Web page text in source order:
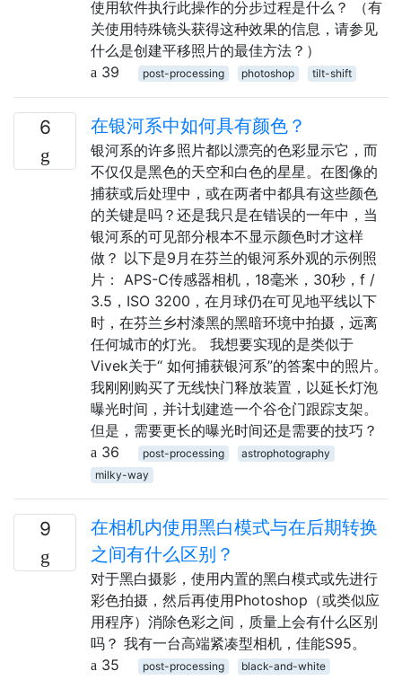
使用软件执行此操作的分步过程是什么？ （有
关使用特殊镜头获得这种效果的信息，请参见
什么是创建平移照片的最佳方法？）
39
post-processing photoshop tilt-shift
6 在银河系中如何具有颜色？
银河系的许多照片都以漂亮的色彩显示它，而
不仅仅是黑色的天空和白色的星星。在图像的
捕获或后处理中，或在两者中都具有这些颜色
的关键是吗？还是我只是在错误的一年中，当
银河系的可见部分根本不显示颜色时才这样
做？ 以下是9月在芬兰的银河系外观的示例照
片： APS-C传感器相机，18毫米，30秒，f /
3.5，ISO 3200，在月球仍在可见地平线以下
时，在芬兰乡村漆黑的黑暗环境中拍摄，远离
任何城市的灯光。 我想要实现的是类似于
Vivek关于“ 如何捕获银河系”的答案中的照片。
我刚刚购买了无线快门释放装置，以延长灯泡
曝光时间，并计划建造一个谷仓门跟踪支架。
但是，需要更长的曝光时间还是需要的技巧？
36
post-processing
astrophotography
milky-way
9
在相机内使用黑白模式与在后期转换
之间有什么区别？
对于黑白摄影，使用内置的黑白模式或先进行
彩色拍摄，然后再使用Photoshop（或类似应
用程序）消除色彩之间，质量上会有什么区别
吗？ 我有一台高端紧凑型相机，佳能S95。
35
post-processing black-and-white